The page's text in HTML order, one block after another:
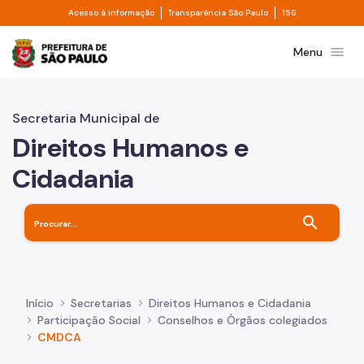
Pular para o Conteúdo principal
Acesso à informação Divisor de acesso à informação
Transparência São Paulo Divisor de
156
Prefeitura de São PauloMenu menu
Secretaria Municipal de
Direitos Humanos e
Cidadania
search
Início Secretarias
Direitos Humanos e Cidadania
Participação Social
Conselhos e Órgãos colegiados
CMDCA